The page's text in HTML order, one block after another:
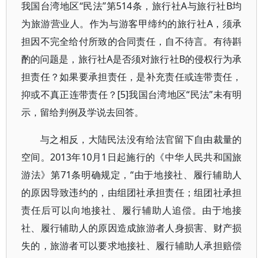
我国台湾地区“民法”第514条，旅行社A与旅行社B均
为旅游营业人。作为与游客甲缔约的旅行社A，须承
担因不完全给付所致的合同责任，自不待言。有待斟
酌的问题是，旅行社A是否须对旅行社B的侵权行为承
担责任？如果要承担责任，是补充责任或连带责任，
抑或不真正连带责任？[5]我国台湾地区“民法”未有明
示，留给判例及学说去回答。
与之相反，大陆民法没有给法官留下自由裁量的
空间。2013年10月1日起施行的《中华人民共和国旅
游法》第71条明确规定，“由于地接社、履行辅助人
的原因导致违约的，由组团社承担责任；组团社承担
责任后可以向地接社、履行辅助人追偿。由于地接
社、履行辅助人的原因造成旅游者人身损害、财产损
失的，旅游者可以要求地接社、履行辅助人承担赔偿